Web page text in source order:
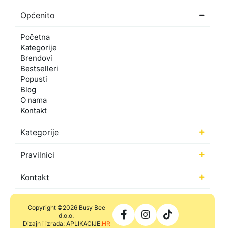
Općenito
Početna
Kategorije
Brendovi
Bestselleri
Popusti
Blog
O nama
Kontakt
Kategorije
Pravilnici
Kontakt
Copyright ©2026 Busy Bee
d.o.o.
Dizajn i izrada: APLIKACIJE.HR